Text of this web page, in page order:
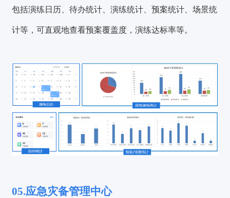
包括演练日历、待办统计、演练统计、预案统计、场景统
计等，可直观地查看预案覆盖度，演练达标率等。
05.应急灾备管理中心